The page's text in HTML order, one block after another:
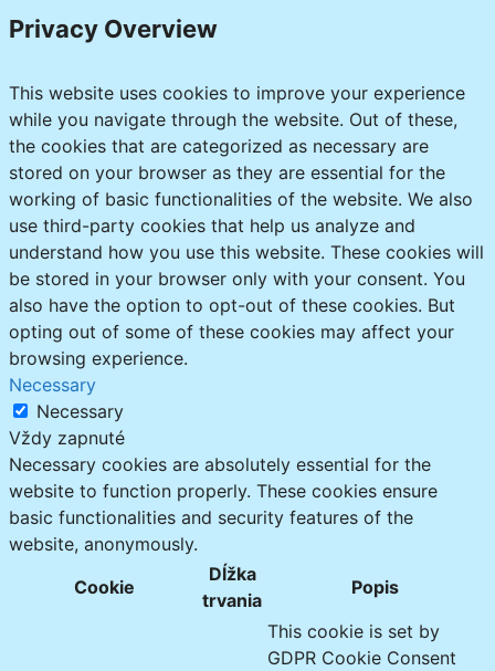
Privacy Overview
This website uses cookies to improve your experience
while you navigate through the website. Out of these,
the cookies that are categorized as necessary are
stored on your browser as they are essential for the
working of basic functionalities of the website. We also
use third-party cookies that help us analyze and
understand how you use this website. These cookies will
be stored in your browser only with your consent. You
also have the option to opt-out of these cookies. But
opting out of some of these cookies may affect your
browsing experience.
Necessary
Necessary
Vždy zapnuté
Necessary cookies are absolutely essential for the
website to function properly. These cookies ensure
basic functionalities and security features of the
website, anonymously.
Cookie
Dĺžka
trvania
Popis
This cookie is set by
GDPR Cookie Consent